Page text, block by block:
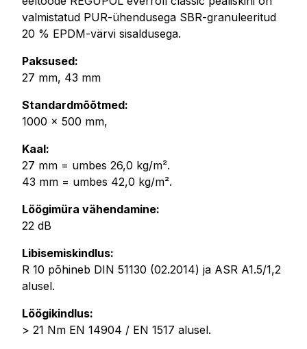
valmistatud PUR-ühendusega SBR-granuleeritud
20 % EPDM-värvi sisaldusega.
Paksused:
27 mm, 43 mm
Standardmõõtmed:
1000 x 500 mm,
Kaal:
27 mm = umbes 26,0 kg/m².
43 mm = umbes 42,0 kg/m².
Löögimüra vähendamine:
22 dB
Libisemiskindlus:
R 10 põhineb DIN 51130 (02.2014) ja ASR A1.5/1,2
alusel.
Löögikindlus:
> 21 Nm EN 14904 / EN 1517 alusel.